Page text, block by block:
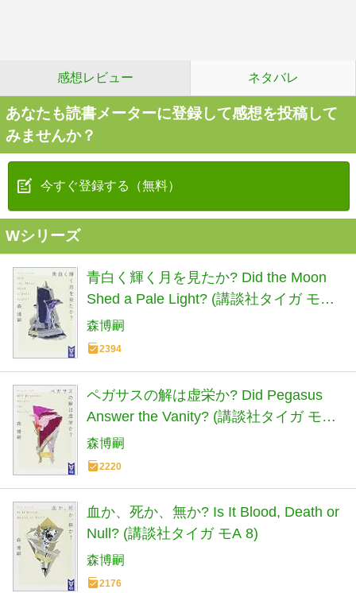
感想レビュー ネタバレ
あなたも読書メーターに登録して感想を投稿して
みませんか？
今すぐ登録する（無料）
Wシリーズ
青白く輝く月を見たか? Did the Moon
Shed a Pale Light? (講談社タイガ モA
6)
森博嗣
2394
ペガサスの解は虚栄か? Did Pegasus
Answer the Vanity? (講談社タイガ モA
7)
森博嗣
2220
血か、死か、無か? Is It Blood, Death or
Null? (講談社タイガ モA 8)
森博嗣
2176